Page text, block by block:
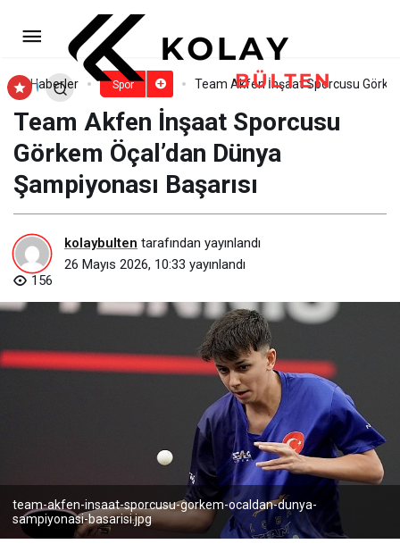
Haberler Spor Team Akfen İnşaat Sporcusu
Team Akfen İnşaat Sporcusu
Görkem Öçal’dan Dünya
Şampiyonası Başarısı
kolaybulten tarafından yayınlandı
26 Mayıs 2026, 10:33 yayınlandı
156
team-akfen-insaat-sporcusu-gorkem-ocaldan-dunya-
sampiyonasi-basarisi.jpg
QNB Türkiye Ana
Sponsorluğunda Düzenlenen Tennis
Istanbul Open 2026 İş Dünyasını Kortlarda
Buluşturdu
Yorum Yap Paylaş